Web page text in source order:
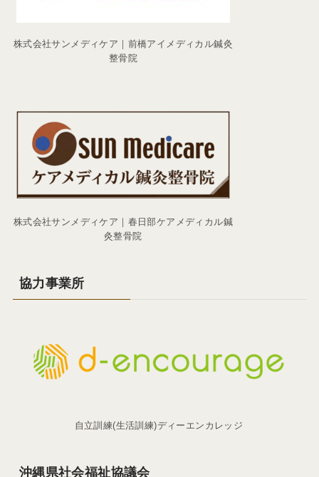
株式会社サンメディケア｜前橋アイメディカル鍼灸
整骨院
株式会社サンメディケア｜春日部ケアメディカル鍼
灸整骨院
協力事業所
自立訓練(生活訓練)ディーエンカレッジ
沖縄県社会福祉協議会